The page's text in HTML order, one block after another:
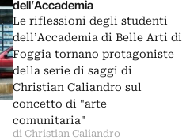
dell’Accademia
Le riflessioni degli studenti
dell’Accademia di Belle Arti di
Foggia tornano protagoniste
della serie di saggi di
Christian Caliandro sul
concetto di "arte
comunitaria"
di Christian Caliandro